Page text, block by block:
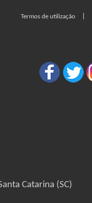
Termos de utilização
Catarina (SC)